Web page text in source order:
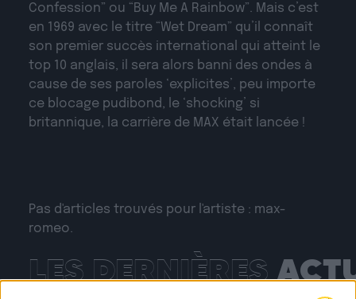
Confession” ou “Buy Me A Rainbow”. Mais c’est
en 1969 avec le titre “Wet Dream” qu’il connaît
son premier succès international qui atteint le
top 10 anglais, il sera alors banni des ondes à
cause de ses paroles ‘explicites’, peu importe
ce blocage pudibond, le ‘shocking’ si
britannique, la carrière de MAX était lancée !
Pas d'articles trouvés pour l'artiste : max-
romeo.
LES DERNIÈRES